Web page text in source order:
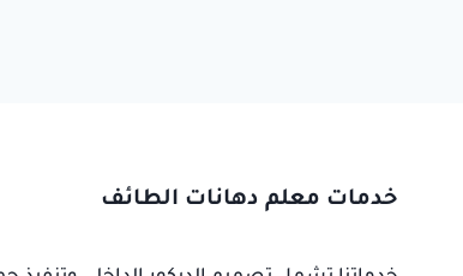
خدمات معلم دهانات الطائف